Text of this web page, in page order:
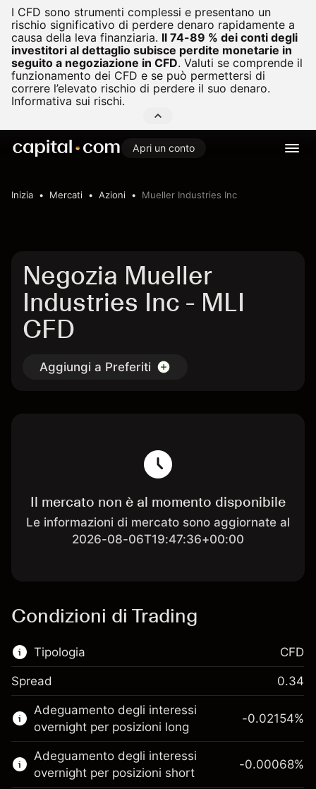
I CFD sono strumenti complessi e presentano un
rischio significativo di perdere denaro rapidamente a
causa della leva finanziaria. Il 74-89 % dei conti degli
investitori al dettaglio subisce perdite monetarie in
seguito a negoziazione in CFD. Valuti se comprende il
funzionamento dei CFD e se può permettersi di
correre l’elevato rischio di perdere il suo denaro.
Informativa sui rischi.
Apri un conto
Inizia Mercati Azioni Mueller Industries Inc
Negozia Mueller
Industries Inc - MLI
CFD
Aggiungi a Preferiti
Il mercato non è al momento disponibile
Le informazioni di mercato sono aggiornate al
2026-08-06T19:47:36+00:00
Condizioni di Trading
Tipologia
Questo mercato finanziario è disponibile per il
trading di CFD.
Scopri di più su:
CFD
CFD
Spread 0.34
Adeguamento degli interessi
overnight per posizioni long
-0.02154%
Adeguamento degli interessi
overnight per posizioni short
-0.00068%